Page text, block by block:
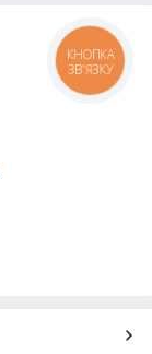
КНОПКА
ЗВ'ЯЗКУ